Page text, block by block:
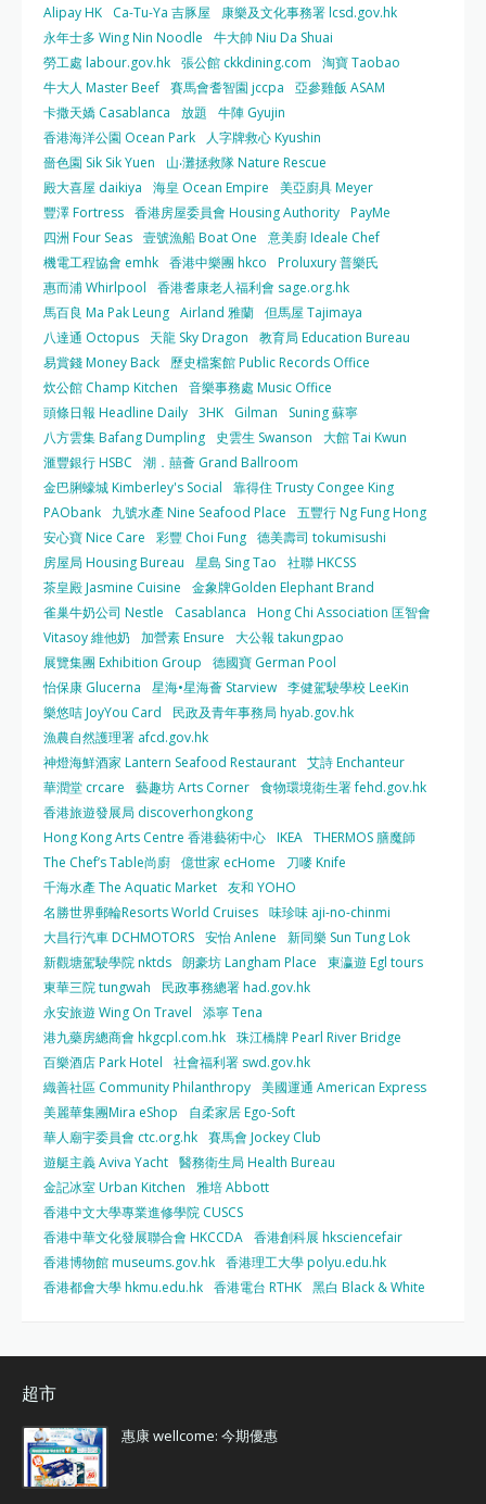
Alipay HK Ca-Tu-Ya 吉豚屋
康樂及文化事務署 lcsd.gov.hk
永年士多 Wing Nin Noodle
牛大帥 Niu Da Shuai
勞工處 labour.gov.hk 張公館 ckkdining.com
淘寶 Taobao
牛大人 Master Beef 賽馬會耆智園 jccpa
亞參雞飯 ASAM
卡撒天嬌 Casablanca
放題
牛陣 Gyujin
香港海洋公園 Ocean Park
人字牌救心 Kyushin
嗇色園 Sik Sik Yuen
山‧灘拯救隊 Nature Rescue
殿大喜屋 daikiya
海皇 Ocean Empire
美亞廚具 Meyer
豐澤 Fortress 香港房屋委員會 Housing Authority PayMe
四洲 Four Seas 壹號漁船 Boat One
意美廚 Ideale Chef
機電工程協會 emhk 香港中樂團 hkco
Proluxury 普樂氏
惠而浦 Whirlpool
香港耆康老人福利會 sage.org.hk
馬百良 Ma Pak Leung Airland 雅蘭 但馬屋 Tajimaya
八達通 Octopus
天龍 Sky Dragon
教育局 Education Bureau
易賞錢 Money Back
歷史檔案館 Public Records Office
炊公館 Champ Kitchen
音樂事務處 Music Office
頭條日報 Headline Daily 3HK Gilman
Suning 蘇寧
八方雲集 Bafang Dumpling
史雲生 Swanson
大館 Tai Kwun
滙豐銀行 HSBC
潮．囍薈 Grand Ballroom
金巴脷蠔城 Kimberley's Social
靠得住 Trusty Congee King
PAObank
九號水產 Nine Seafood Place
五豐行 Ng Fung Hong
安心寶 Nice Care
彩豐 Choi Fung 德美壽司 tokumisushi
房屋局 Housing Bureau
星島 Sing Tao
社聯 HKCSS
茶皇殿 Jasmine Cuisine
金象牌Golden Elephant Brand
雀巢牛奶公司 Nestle
Casablanca
Hong Chi Association 匡智會
Vitasoy 維他奶
加營素 Ensure
大公報 takungpao
展覽集團 Exhibition Group
德國寶 German Pool
怡保康 Glucerna
星海•星海薈 Starview 李健駕駛學校 LeeKin
樂悠咭 JoyYou Card
民政及青年事務局 hyab.gov.hk
漁農自然護理署 afcd.gov.hk
神燈海鮮酒家 Lantern Seafood Restaurant 艾詩 Enchanteur
華潤堂 crcare
藝趣坊 Arts Corner 食物環境衛生署 fehd.gov.hk
香港旅遊發展局 discoverhongkong
Hong Kong Arts Centre 香港藝術中心 IKEA THERMOS 膳魔師
The Chef’s Table尚廚 億世家 ecHome
刀嘜 Knife
千海水產 The Aquatic Market 友和 YOHO
名勝世界郵輪Resorts World Cruises 味珍味 aji-no-chinmi
大昌行汽車 DCHMOTORS 安怡 Anlene
新同樂 Sun Tung Lok
新觀塘駕駛學院 nktds 朗豪坊 Langham Place
東瀛遊 Egl tours
東華三院 tungwah
民政事務總署 had.gov.hk
永安旅遊 Wing On Travel
添寧 Tena
港九藥房總商會 hkgcpl.com.hk 珠江橋牌 Pearl River Bridge
百樂酒店 Park Hotel
社會福利署 swd.gov.hk
織善社區 Community Philanthropy 美國運通 American Express
美麗華集團Mira eShop
自柔家居 Ego-Soft
華人廟宇委員會 ctc.org.hk 賽馬會 Jockey Club
遊艇主義 Aviva Yacht 醫務衛生局 Health Bureau
金記冰室 Urban Kitchen
雅培 Abbott
香港中文大學專業進修學院 CUSCS
香港中華文化發展聯合會 HKCCDA 香港創科展 hksciencefair
香港博物館 museums.gov.hk 香港理工大學 polyu.edu.hk
香港都會大學 hkmu.edu.hk 香港電台 RTHK 黑白 Black & White
超市
惠康 wellcome: 今期優惠